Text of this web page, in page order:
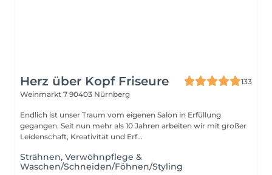
Herz über Kopf Friseure
133
Weinmarkt 7 90403 Nürnberg
Endlich ist unser Traum vom eigenen Salon in Erfüllung
gegangen. Seit nun mehr als 10 Jahren arbeiten wir mit großer
Leidenschaft, Kreativität und Erf...
Strähnen, Verwöhnpflege &
Waschen/Schneiden/Föhnen/Styling